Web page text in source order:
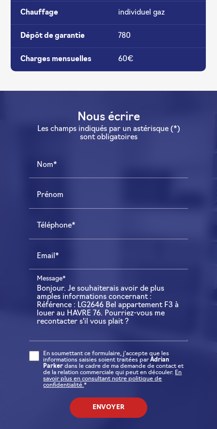
Chauffage individuel gaz
Dépôt de garantie 780
Charges mensuelles 60€
Nous écrire
Les champs indiqués par un astérisque (*)
sont obligatoires
Nom*
Prénom
Téléphone*
Email*
Message*
En soumettant ce formulaire, j'accepte que les
informations saisies soient traitées parAdrian
Parker dans le cadre de ma demande de contact et
de la relation commerciale qui peut en découler. En
savoir plus en consultant notre politique de
confidentialité.*